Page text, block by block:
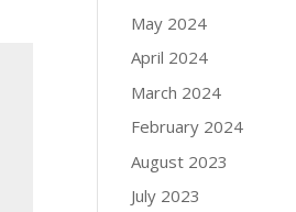
May 2024
April 2024
March 2024
February 2024
August 2023
July 2023